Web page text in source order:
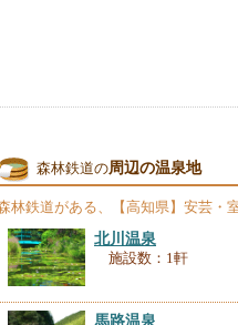
森林鉄道の周辺の温泉地
林鉄道がある、【高知県】安芸・
北川温泉
施設数：1軒
馬路温泉